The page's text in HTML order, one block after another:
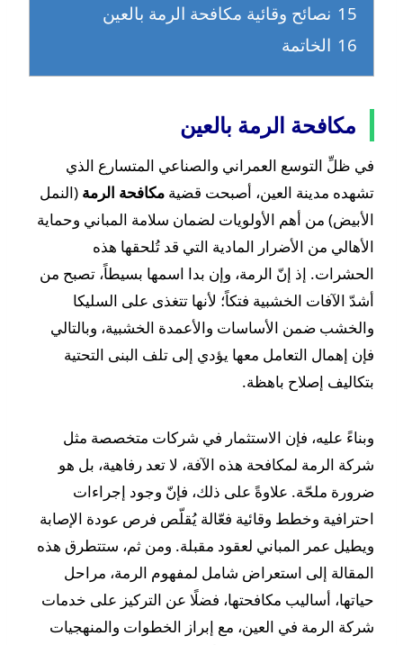
15 نصائح وقائية مكافحة الرمة بالعين
16 الخاتمة
مكافحة الرمة بالعين
في ظلِّ التوسع العمراني والصناعي المتسارع الذي
تشهده مدينة العين، أصبحت قضية مكافحة الرمة (النمل
الأبيض) من أهم الأولويات لضمان سلامة المباني وحماية
الأهالي من الأضرار المادية التي قد تُلحقها هذه
الحشرات. إذ إنّ الرمة، وإن بدا اسمها بسيطاً، تصبح من
أشدّ الآفات الخشبية فتكاً؛ لأنها تتغذى على السليكا
والخشب ضمن الأساسات والأعمدة الخشبية، وبالتالي
فإن إهمال التعامل معها يؤدي إلى تلف البنى التحتية
بتكاليف إصلاح باهظة.
وبناءً عليه، فإن الاستثمار في شركات متخصصة مثل
شركة الرمة لمكافحة هذه الآفة، لا تعد رفاهية، بل هو
ضرورة ملحّة. علاوةً على ذلك، فإنّ وجود إجراءات
احترافية وخطط وقائية فعّالة يُقلّص فرص عودة الإصابة
ويطيل عمر المباني لعقود مقبلة. ومن ثم، ستتطرق هذه
المقالة إلى استعراض شامل لمفهوم الرمة، مراحل
حياتها، أساليب مكافحتها، فضلًا عن التركيز على خدمات
شركة الرمة في العين، مع إبراز الخطوات والمنهجيات